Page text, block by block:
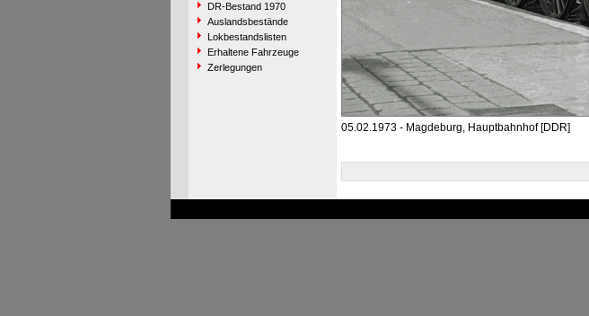
DR-Bestand 1970
Auslandsbestände
Lokbestandslisten
Erhaltene Fahrzeuge
Zerlegungen
05.02.1973 - Magdeburg, Hauptbahnhof [DDR]